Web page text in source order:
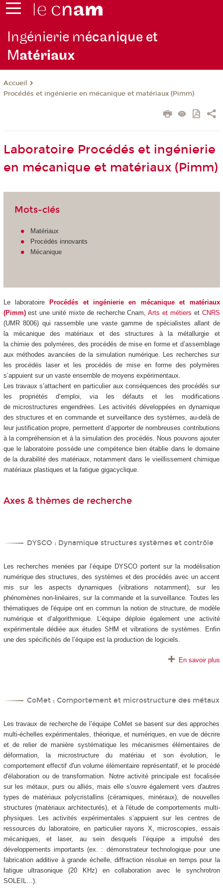
Ingénierie mécanique et
Matériaux
Accueil
Procédés et ingénierie en mécanique et matériaux (Pimm)
Laboratoire Procédés et ingénierie
en mécanique et matériaux (Pimm)
Mots-clés
Matériaux
Procédés innovants
Mécanique
Le laboratoire
Procédés et ingénierie en mécanique et matériaux
(Pimm)est une unité mixte de recherche Cnam,Arts et métiers et CNRS
(UMR 8006) qui rassemble une vaste gamme de spécialistes allant de
la mécanique des matériaux et des structures à la métallurgie et
la chimie des polymères, des procédés de mise en forme et d’assemblage
aux méthodes avancées de la simulation numérique. Les recherches sur
les procédés laser et les procédés de mise en forme des polymères
s’appuient sur un vaste ensemble de moyens expérimentaux.
Les travaux s’attachent en particulier aux conséquences des procédés sur
les propriétés d’emploi, via les défauts et les modifications
de microstructures engendrées. Les activités développées en dynamique
des structures et en commande et surveillance des systèmes, au-delà de
leur justification propre, permettent d’apporter de nombreuses contributions
à la compréhension et à la simulation des procédés. Nous pouvons ajouter
que le laboratoire possède une compétence bien établie dans le domaine
de la durabilité des matériaux, notamment dans le vieillissement chimique
matériaux plastiques et la fatigue gigacyclique.
Axes & thèmes de recherche
DYSCO : Dynamique structures systèmes et contrôle
Les recherches menées par l’équipe DYSCO portent sur la modélisation
numérique des structures, des systèmes et des procédés avec un accent
mis sur les aspects dynamiques (vibrations notamment), sur les
phénomènes non-linéaires, sur la commande et la surveillance. Toutes les
thématiques de l'équipe ont en commun la notion de structure, de modèle
numérique et d’algorithmique. L’équipe déploie également une activité
expérimentale dédiée aux études SHM et vibrations de systèmes. Enfin
une des spécificités de l’équipe est la production de logiciels.
En savoir plus
CoMet : Comportement et microstructure des métaux
Les travaux de recherche de l’équipe CoMet se basent sur des approches
multi-échelles expérimentales, théorique, et numériques, en vue de décrire
et de relier de manière systématique les mécanismes élémentaires de
déformation, la microstructure du matériau et son évolution, le
comportement effectif d'un volume élémentaire représentatif, et le procédé
d'élaboration ou de transformation. Notre activité principale est focalisée
sur les métaux, purs ou alliés, mais elle s'ouvre également vers d'autres
types de matériaux polycristallins (céramiques, minéraux), de nouvelles
structures (matériaux architecturés), et à l'étude de comportements multi-
physiques. Les activités expérimentales s’appuient sur les centres de
ressources du laboratoire, en particulier rayons X, microscopies, essais
mécaniques, et laser, au sein desquels l’équipe a impulsé des
développements importants (ex. : démonstrateur technologique pour une
fabrication additive à grande échelle, diffraction résolue en temps pour la
fatigue ultrasonique (20 KHz) en collaboration avec le synchrotron
SOLEIL…).